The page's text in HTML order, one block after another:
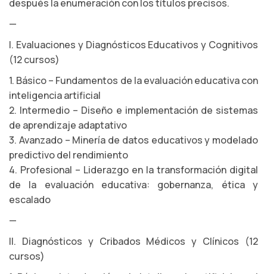
después la enumeración con los títulos precisos.
—
I. Evaluaciones y Diagnósticos Educativos y Cognitivos
(12 cursos)
1. Básico – Fundamentos de la evaluación educativa con
inteligencia artificial
2. Intermedio – Diseño e implementación de sistemas
de aprendizaje adaptativo
3. Avanzado – Minería de datos educativos y modelado
predictivo del rendimiento
4. Profesional – Liderazgo en la transformación digital
de la evaluación educativa: gobernanza, ética y
escalado
—
II. Diagnósticos y Cribados Médicos y Clínicos (12
cursos)